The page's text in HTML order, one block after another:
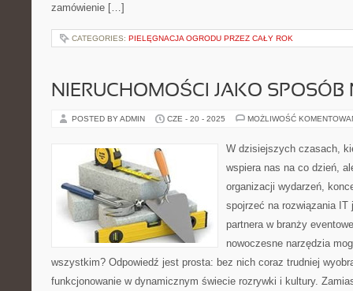
zamówienie […]
CATEGORIES: PIELĘGNACJA OGRODU PRZEZ CAŁY ROK
NIERUCHOMOŚCI JAKO SPOSÓB
POSTED BY ADMIN CZE - 20 - 2025 MOŻLIWOŚĆ
W dzisiejszych czasach,
wspiera nas na co dzień,
organizacji wydarzeń,
spojrzeć na rozwiązania IT
partnera w branży
nowoczesne narzędzia
wszystkim? Odpowiedź jest prosta: bez nich coraz trudniej
funkcjonowanie w dynamicznym świecie rozrywki i kultury.